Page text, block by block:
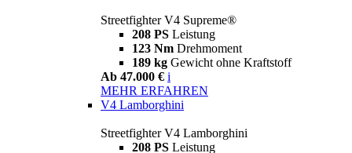
Streetfighter V4 Supreme®
208 PS Leistung
123 Nm Drehmoment
189 kg Gewicht ohne Kraftstoff
Ab 47.000 € i
MEHR ERFAHREN
V4 Lamborghini
Streetfighter V4 Lamborghini
208 PS Leistung